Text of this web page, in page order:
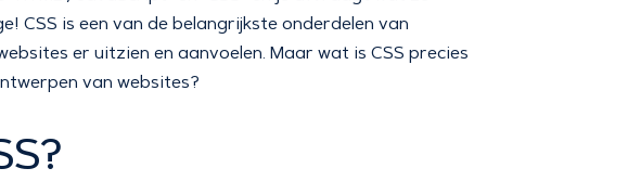
CSS is een van de belangrijkste onderdelen van
er uitzien en aanvoelen. Maar wat is CSS precies
van websites?